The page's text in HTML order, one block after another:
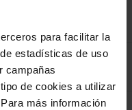
para facilitar la
estadísticas de uso
campañas
de cookies a utilizar
más información
a AGE, Seguridad Social y